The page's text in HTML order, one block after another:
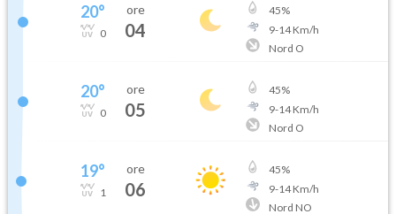
20°
0
ore
04
45%
9-14Km/h
Nord O
20°
0
ore
05
45%
9-14Km/h
Nord O
19°
1
ore
06
45%
9-14Km/h
Nord NO